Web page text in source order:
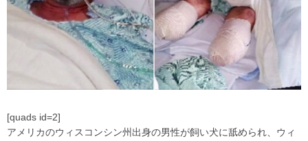
[quads id=2]
アメリカのウィスコンシン州出身の男性が飼い犬に舐められ、ウィ